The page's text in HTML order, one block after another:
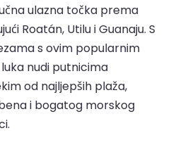
ulazna točka prema
Roatán, Utilu i Guanaju. S
s ovim popularnim
nudi putnicima
od najljepših plaža,
i bogatog morskog